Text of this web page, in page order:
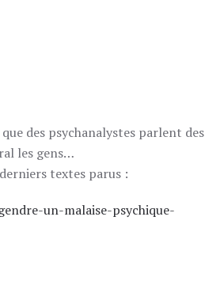
des psychanalystes parlent des
les gens…
textes parus :
un-malaise-psychique-